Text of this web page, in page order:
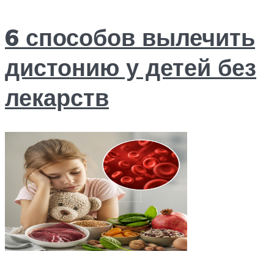
6 способов вылечить
дистонию у детей без
лекарств